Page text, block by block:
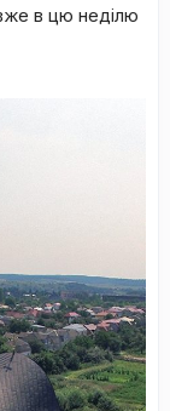
в цю неділю